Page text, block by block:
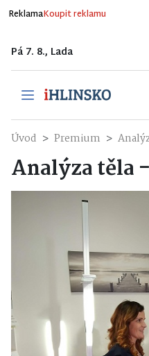
ReklamaKoupit reklamu
Pá 7. 8., Lada
Úvod Premium
Analýza těla